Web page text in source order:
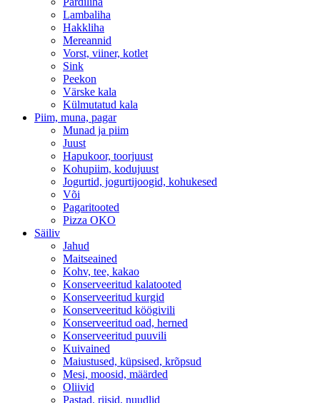
Lambaliha
Hakkliha
Mereannid
Vorst, viiner, kotlet
Sink
Peekon
Värske kala
Külmutatud kala
Piim, muna, pagar
Munad ja piim
Juust
Hapukoor, toorjuust
Kohupiim, kodujuust
Jogurtid, jogurtijoogid, kohukesed
Või
Pagaritooted
Pizza OKO
Säiliv
Jahud
Maitseained
Kohv, tee, kakao
Konserveeritud kalatooted
Konserveeritud kurgid
Konserveeritud köögivili
Konserveeritud oad, herned
Konserveeritud puuvili
Kuivained
Maiustused, küpsised, krõpsud
Mesi, moosid, määrded
Oliivid
Pastad, riisid, nuudlid